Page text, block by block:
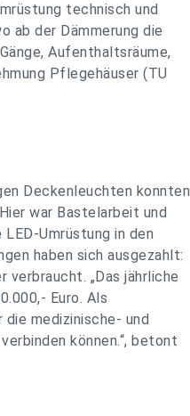
technisch und
ab der Dämmerung die
Aufenthaltsräume,
Pflegehäuser (TU
Deckenleuchten konnten
war Bastelarbeit und
Umrüstung in den
haben sich ausgezahlt:
verbraucht. „Das jährliche
Euro. Als
medizinische- und
können.“, betont